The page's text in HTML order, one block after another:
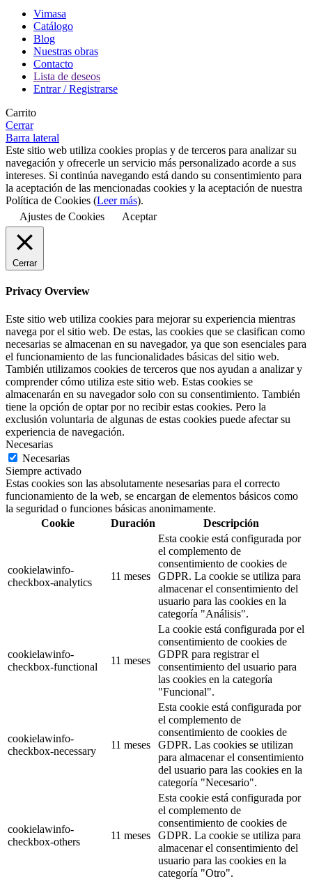
Vimasa
Catálogo
Blog
Nuestras obras
Contacto
Lista de deseos
Entrar / Registrarse
Carrito
Cerrar
Barra lateral
Este sitio web utiliza cookies propias y de terceros para analizar su
navegación y ofrecerle un servicio más personalizado acorde a sus
intereses. Si continúa navegando está dando su consentimiento para
la aceptación de las mencionadas cookies y la aceptación de nuestra
Política de Cookies (Leer más).
Ajustes de Cookies
Aceptar
Cerrar
Privacy Overview
Este sitio web utiliza cookies para mejorar su experiencia mientras
navega por el sitio web. De estas, las cookies que se clasifican como
necesarias se almacenan en su navegador, ya que son esenciales para
el funcionamiento de las funcionalidades básicas del sitio web.
También utilizamos cookies de terceros que nos ayudan a analizar y
comprender cómo utiliza este sitio web. Estas cookies se
almacenarán en su navegador solo con su consentimiento. También
tiene la opción de optar por no recibir estas cookies. Pero la
exclusión voluntaria de algunas de estas cookies puede afectar su
experiencia de navegación.
Necesarias
Necesarias
Siempre activado
Estas cookies son las absolutamente nesesarias para el correcto
funcionamiento de la web, se encargan de elementos básicos como
la seguridad o funciones básicas anonimamente.
Cookie
Duración Descripción
cookielawinfo-
checkbox-analytics
11 meses
Esta cookie está configurada por
el complemento de
consentimiento de cookies de
GDPR. La cookie se utiliza para
almacenar el consentimiento del
usuario para las cookies en la
categoría "Análisis".
cookielawinfo-
checkbox-functional
11 meses
La cookie está configurada por el
consentimiento de cookies de
GDPR para registrar el
consentimiento del usuario para
las cookies en la categoría
"Funcional".
cookielawinfo-
checkbox-necessary
11 meses
Esta cookie está configurada por
el complemento de
consentimiento de cookies de
GDPR. Las cookies se utilizan
para almacenar el consentimiento
del usuario para las cookies en la
categoría "Necesario".
cookielawinfo-
checkbox-others
11 meses
Esta cookie está configurada por
el complemento de
consentimiento de cookies de
GDPR. La cookie se utiliza para
almacenar el consentimiento del
usuario para las cookies en la
categoría "Otro".